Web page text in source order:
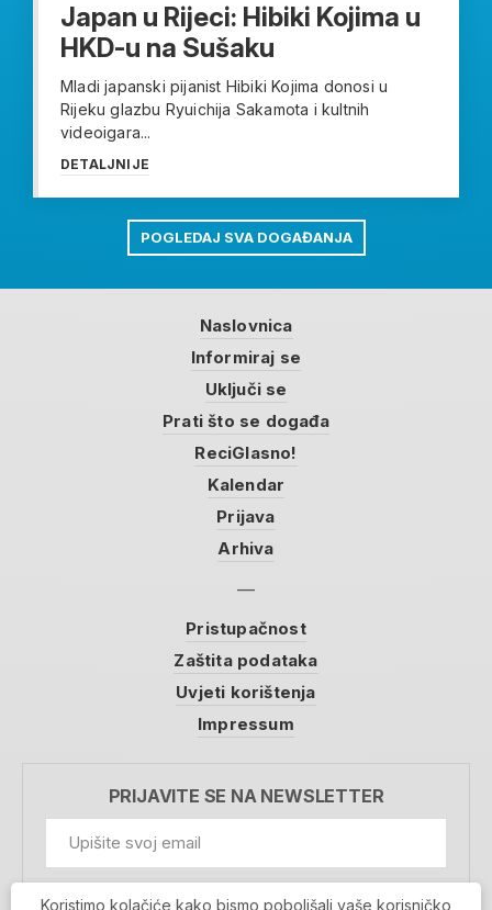
Japan u Rijeci: Hibiki Kojima u
HKD-u na Sušaku
Mladi japanski pijanist Hibiki Kojima donosi u
Rijeku glazbu Ryuichija Sakamota i kultnih
videoigara...
DETALJNIJE
POGLEDAJ SVA DOGAĐANJA
Naslovnica
Informiraj se
Uključi se
Prati što se događa
ReciGlasno!
Kalendar
Prijava
Arhiva
Pristupačnost
Zaštita podataka
Uvjeti korištenja
Impressum
PRIJAVITE SE NA NEWSLETTER
Koristimo kolačiće kako bismo poboljšali vaše korisničko